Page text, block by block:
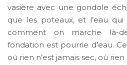
vasière avec une gondole
que les poteaux, et l’eau
comment on marche là-
fondation est pourrie d’eau.
où rien n’est jamais sec, où rien